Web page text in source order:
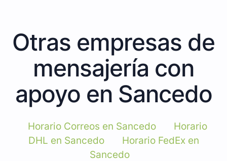
Otras empresas de
mensajería con
apoyo en Sancedo
Horario Correos en Sancedo
Horario
DHL en Sancedo
Horario FedEx en
Sancedo